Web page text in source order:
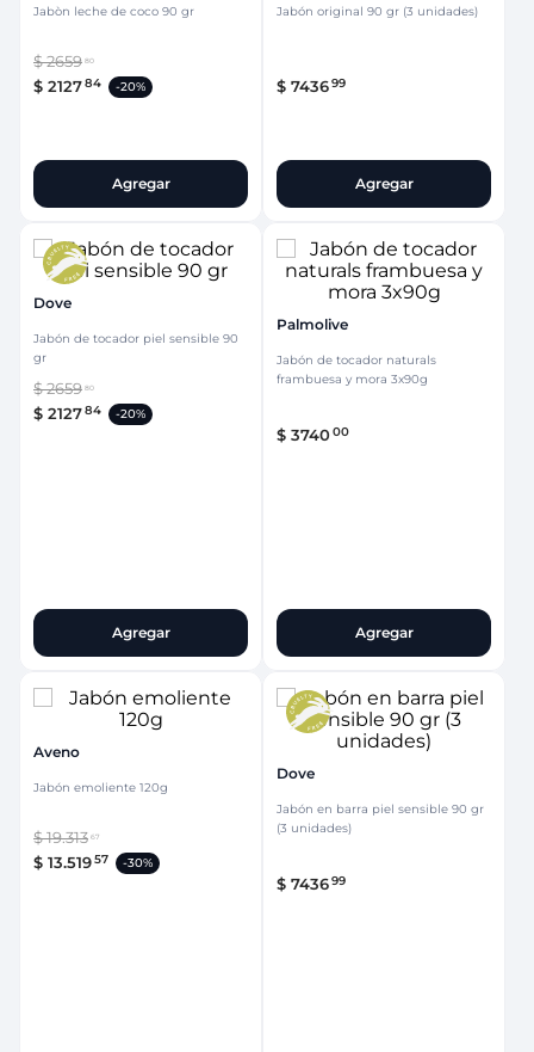
Jabòn leche de coco 90 gr
$2659 80
$ 212784 -20%
Agregar
Jabón original 90 gr (3 unidades)
$ 743699
Agregar
Dove
Jabón de tocador piel sensible 90
gr
$2659 80
$ 212784 -20%
Agregar
Palmolive
Jabón de tocador naturals
frambuesa y mora 3x90g
$ 374000
Agregar
Aveno
Jabón emoliente 120g
$19.313 67
$ 13.51957 -30%
Dove
Jabón en barra piel sensible 90 gr
(3 unidades)
$ 743699